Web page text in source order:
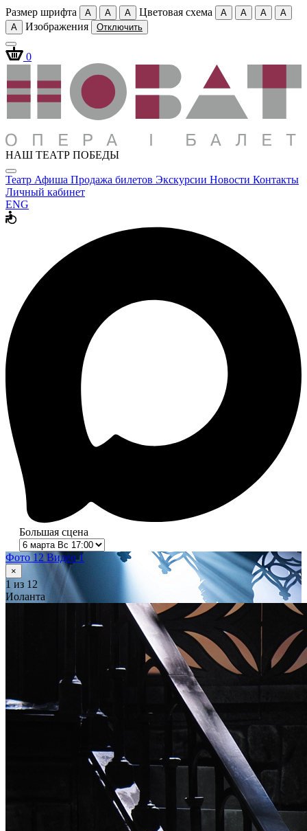
Размер шрифта A A A Цветовая схема A A A
A
A
Изображения Отключить
0
НАШ ТЕАТР ПОБЕДЫ
Театр Афиша Продажа билетов Экскурсии Новости Контакты
Личный кабинет
ENG
Большая сцена
Фото 12Видео 1
×
1 из 12
Иоланта